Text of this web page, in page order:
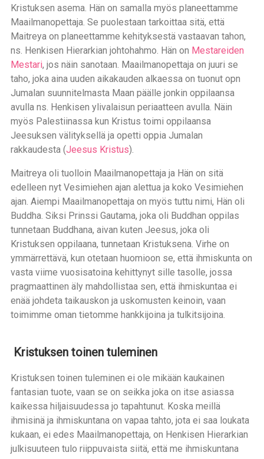
Kristuksen asema. Hän on samalla myös planeettamme
Maailmanopettaja. Se puolestaan tarkoittaa sitä, että
Maitreya on planeettamme kehityksestä vastaavan tahon,
ns. Henkisen Hierarkian johtohahmo. Hän on Mestareiden
Mestari, jos näin sanotaan. Maailmanopettaja on juuri se
taho, joka aina uuden aikakauden alkaessa on tuonut opn
Jumalan suunnitelmasta Maan päälle jonkin oppilaansa
avulla ns. Henkisen ylivalaisun periaatteen avulla. Näin
myös Palestiinassa kun Kristus toimi oppilaansa
Jeesuksen välityksellä ja opetti oppia Jumalan
rakkaudesta (Jeesus Kristus).
Maitreya oli tuolloin Maailmanopettaja ja Hän on sitä
edelleen nyt Vesimiehen ajan alettua ja koko Vesimiehen
ajan. Aiempi Maailmanopettaja on myös tuttu nimi, Hän oli
Buddha. Siksi Prinssi Gautama, joka oli Buddhan oppilas
tunnetaan Buddhana, aivan kuten Jeesus, joka oli
Kristuksen oppilaana, tunnetaan Kristuksena. Virhe on
ymmärrettävä, kun otetaan huomioon se, että ihmiskunta on
vasta viime vuosisatoina kehittynyt sille tasolle, jossa
pragmaattinen äly mahdollistaa sen, että ihmiskuntaa ei
enää johdeta taikauskon ja uskomusten keinoin, vaan
toimimme oman tietomme hankkijoina ja tulkitsijoina.
Kristuksen toinen tuleminen
Kristuksen toinen tuleminen ei ole mikään kaukainen
fantasian tuote, vaan se on seikka joka on itse asiassa
kaikessa hiljaisuudessa jo tapahtunut. Koska meillä
ihmisinä ja ihmiskuntana on vapaa tahto, jota ei saa loukata
kukaan, ei edes Maailmanopettaja, on Henkisen Hierarkian
julkisuuteen tulo riippuvaista siitä, että me ihmiskuntana